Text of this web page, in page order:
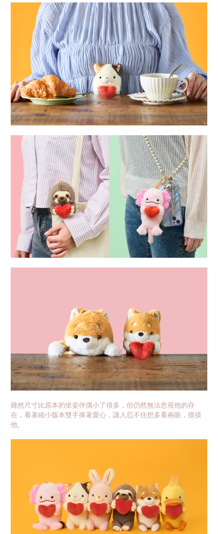
雖然尺寸比原本的坐姿伴偶小了很多，但仍然無法忽視他的存
在，看著縮小版本雙手捧著愛心，讓人忍不住想多看兩眼，摸摸
他。